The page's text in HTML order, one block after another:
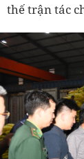
thế trận tác